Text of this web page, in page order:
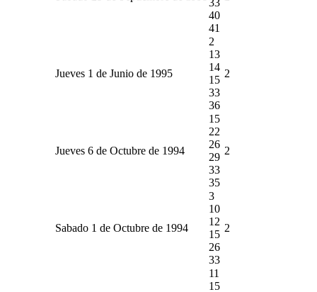
40
41
Jueves 1 de Junio de 1995
2
13
14
15
33
36
2
Jueves 6 de Octubre de 1994
15
22
26
29
33
35
2
Sabado 1 de Octubre de 1994
3
10
12
15
26
33
2
11
15